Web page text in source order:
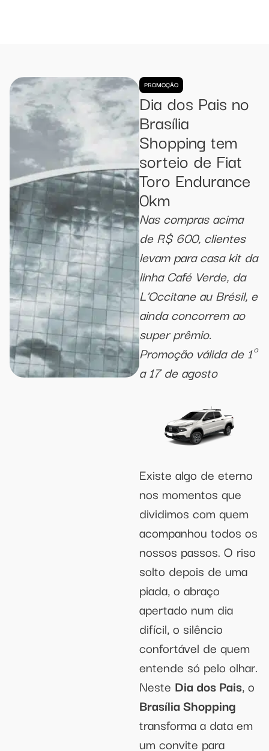
PROMOÇÃO
Dia dos Pais no
Brasília
Shopping tem
sorteio de Fiat
Toro Endurance
0km
Nas compras acima
de R$ 600, clientes
levam para casa kit da
linha Café Verde, da
L’Occitane au Brésil, e
ainda concorrem ao
super prêmio.
Promoção válida de 1º
a 17 de agosto
Existe algo de eterno
nos momentos que
dividimos com quem
acompanhou todos os
nossos passos. O riso
solto depois de uma
piada, o abraço
apertado num dia
difícil, o silêncio
confortável de quem
entende só pelo olhar.
Neste Dia dos Pais, o
Brasília Shopping
transforma a data em
um convite para